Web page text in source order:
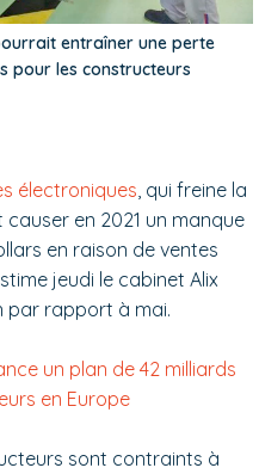
entraîner une perte
pour les constructeurs
électroniques , qui freine la
en 2021 un manque
en raison de ventes
jeudi le cabinet Alix
par rapport à mai.
un plan de 42 milliards
en Europe
sont contraints à